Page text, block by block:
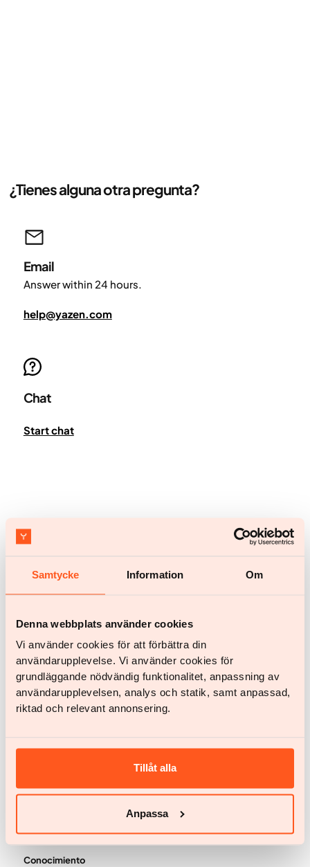
Samtycke Information Om
Denna webbplats använder cookies
Vi använder cookies för att förbättra din
användarupplevelse. Vi använder cookies för
grundläggande nödvändig funktionalitet, anpassning av
användarupplevelsen, analys och statik, samt anpassad,
riktad och relevant annonsering.
Tillåt alla
Anpassa
¿Tienes alguna otra pregunta?
Email
Answer within 24 hours.
help@yazen.com
Chat
Start chat
Empezar
Empezar
Chatea con nosotros help@yazen.com
Nuestro servicio
Mujer
Hombre
Conocimiento